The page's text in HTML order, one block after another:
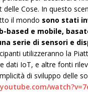
delle Cose. In questo
il mondo sono stati
based e mobile,
serie di sensori e
utilizzeranno la
dati IoT, e altre fonti
di sviluppo delle